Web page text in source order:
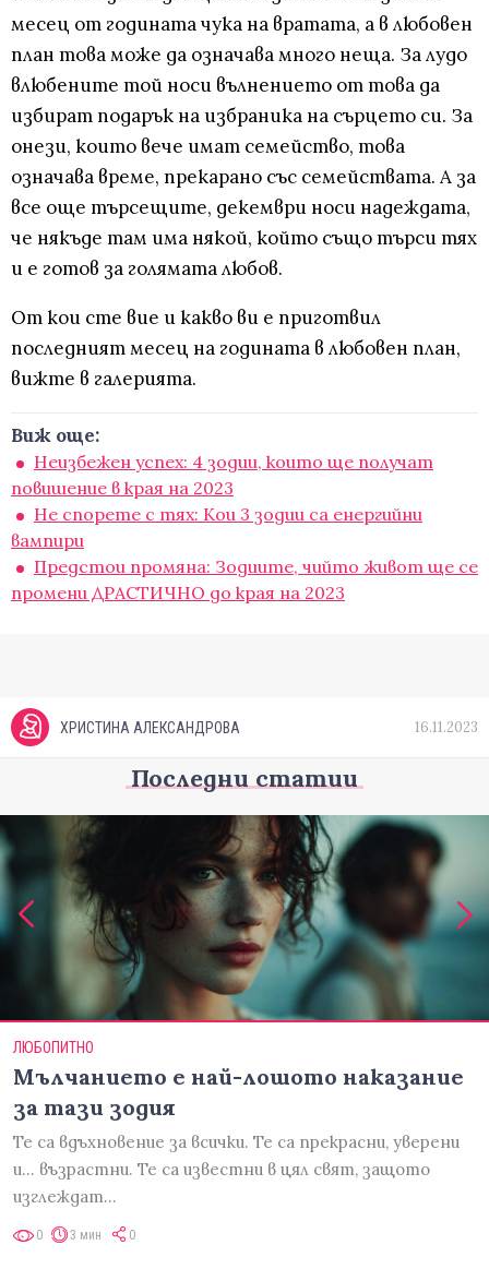
месец от годината чука на вратата, а в любовен
план това може да означава много неща. За лудо
влюбените той носи вълнението от това да
избират подарък на избраника на сърцето си. За
онези, които вече имат семейство, това
означава време, прекарано със семействата. А за
все още търсещите, декември носи надеждата,
че някъде там има някой, който също търси тях
и е готов за голямата любов.
От кои сте вие и какво ви е приготвил
последният месец на годината в любовен план,
вижте в галерията.
Виж още:
Неизбежен успех: 4 зодии, които ще получат
повишение в края на 2023
Нe спорете с тях: Кои 3 зодии са енергийни
вампири
Предстои промяна: Зодиите, чийто живот ще се
промени ДРАСТИЧНО до края на 2023
ХРИСТИНА АЛЕКСАНДРОВА 16.11.2023
Последни статии
ЛЮБОПИТНО
Мълчанието е най-лошото наказание
за тази зодия
Те са вдъхновение за всички. Те са прекрасни, уверени
и... възрастни. Те са известни в цял свят, защото
изглеждат…
0 3 мин 0